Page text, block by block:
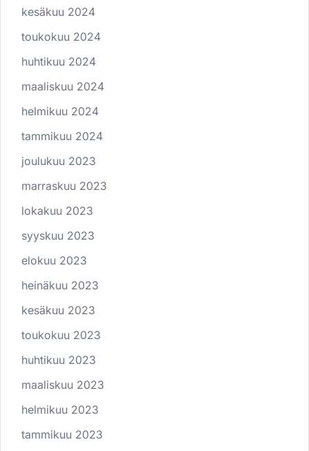
kesäkuu 2024
toukokuu 2024
huhtikuu 2024
maaliskuu 2024
helmikuu 2024
tammikuu 2024
joulukuu 2023
marraskuu 2023
lokakuu 2023
syyskuu 2023
elokuu 2023
heinäkuu 2023
kesäkuu 2023
toukokuu 2023
huhtikuu 2023
maaliskuu 2023
helmikuu 2023
tammikuu 2023